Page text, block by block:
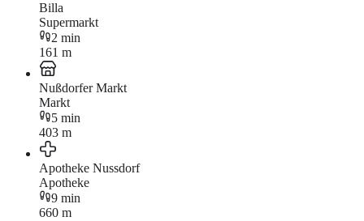
Billa
Supermarkt
2 min
161 m
Nußdorfer Markt
Markt
5 min
403 m
Apotheke Nussdorf
Apotheke
9 min
660 m